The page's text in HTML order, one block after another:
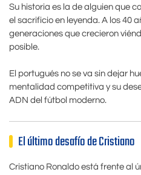
Su historia es la de alguien que
el sacrificio en leyenda. A los 40
generaciones que crecieron
posible.
El portugués no se va sin dejar
mentalidad competitiva y su
ADN del fútbol moderno.
El último desafío de Cristiano
Cristiano Ronaldo está frente al